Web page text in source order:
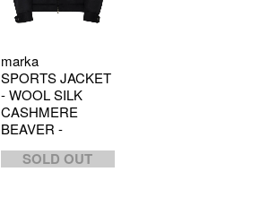
marka
SPORTS JACKET
- WOOL SILK
CASHMERE
BEAVER -
SOLD OUT